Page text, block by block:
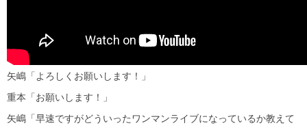
矢嶋「よろしくお願いします！」
重本「お願いします！」
矢嶋「早速ですがどういったワンマンライブになっているか教えて